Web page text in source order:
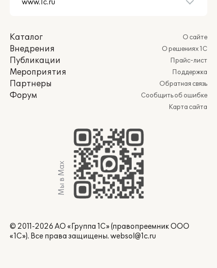
Каталог
Внедрения
Публикации
Мероприятия
Партнеры
Форум
О сайте
О решениях 1С
Прайс-лист
Поддержка
Обратная связь
Сообщить об ошибке
Карта сайта
Мы в Max
© 2011-2026 АО «Группа 1С» (правопреемник ООО
«1С»). Все права защищены. websol@1c.ru